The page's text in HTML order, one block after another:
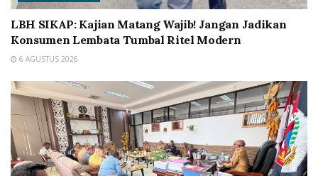
LBH SIKAP: Kajian Matang Wajib! Jangan Jadikan
Konsumen Lembata Tumbal Ritel Modern
6 AGUSTUS 2026